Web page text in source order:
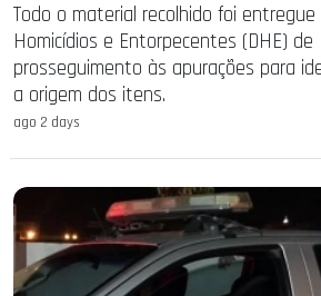
Todo o material recolhido foi entregue
Homicídios e Entorpecentes (DHE)
prosseguimento às apurações para
a origem dos itens.
ago 2 days